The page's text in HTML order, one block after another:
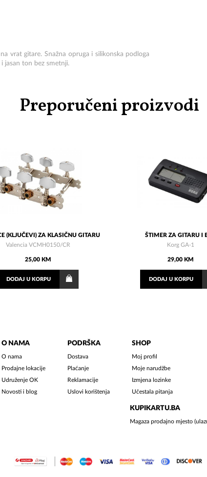
vrat gitare. Snažna opruga i silikonska podloga
jasan ton bez smetnji.
Preporučeni proizvodi
(KLJUČEVI) ZA KLASIČNU GITARU
Valencia VCMH0150/CR
25,00 KM
DODAJU KORPU
ŠTIMER ZA GITARU I
Korg GA-1
29,00 KM
DODAJ U KORPU
O NAMA
O nama
Prodajne lokacije
Udruženje OK
Novosti i blog
PODRŠKA
Dostava
Plaćanje
Reklamacije
Uslovi korištenja
SHOP
Moj profil
Moje narudžbe
Izmjena lozinke
Učestala pitanja
KUPIKARTU.BA
Magaza prodajno mjesto